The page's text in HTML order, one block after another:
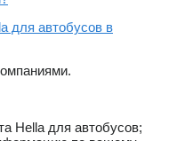
для автобусов в
Hella для автобусов;